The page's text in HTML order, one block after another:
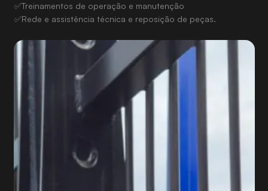
✅Treinamentos de operação e manutenção
✅Rede e assistência técnica e reposição de peças.